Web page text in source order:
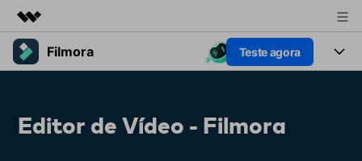
Produtos em destaque
Visão geral
Sobre nós
Filmora Teste agora
Plataformas
IA
Editor de Vídeo - Filmora